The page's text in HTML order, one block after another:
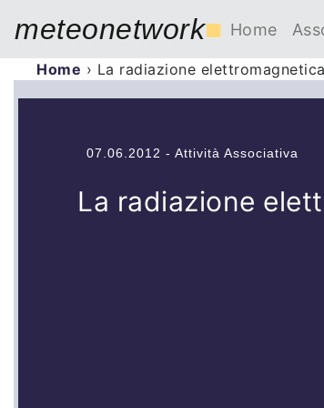
meteonetwork■ Home
Home › La radiazione elettromagnetica
07.06.2012 - Attività Associativa
La radiazione